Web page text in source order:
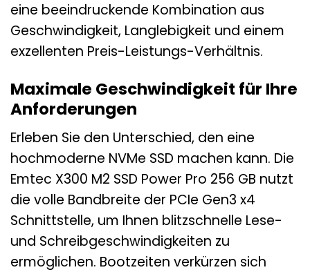
eine beeindruckende Kombination aus
Geschwindigkeit, Langlebigkeit und einem
exzellenten Preis-Leistungs-Verhältnis.
Maximale Geschwindigkeit für Ihre
Anforderungen
Erleben Sie den Unterschied, den eine
hochmoderne NVMe SSD machen kann. Die
Emtec X300 M2 SSD Power Pro 256 GB nutzt
die volle Bandbreite der PCIe Gen3 x4
Schnittstelle, um Ihnen blitzschnelle Lese-
und Schreibgeschwindigkeiten zu
ermöglichen. Bootzeiten verkürzen sich